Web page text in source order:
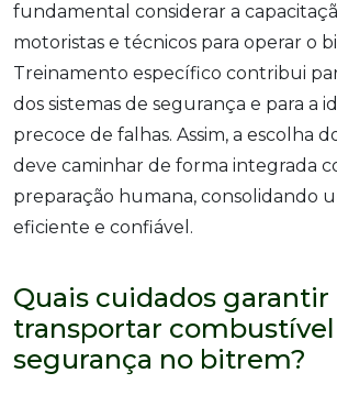
fundamental considerar a
motoristas e técnicos para operar o
Treinamento específico contribui
dos sistemas de segurança e para a
precoce de falhas. Assim, a escolha
deve caminhar de forma integrada
preparação humana, consolidando
eficiente e confiável.
Quais cuidados garantir
transportar
segurança no bitrem?